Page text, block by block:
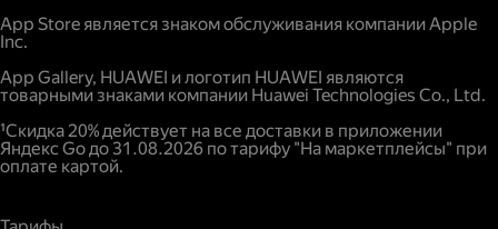
App Store является знаком обслуживания компании Apple
Inc.
App Gallery, HUAWEI и логотип HUAWEI являются
товарными знаками компании Huawei Technologies Co., Ltd.
¹Скидка 20% действует на все доставки в приложении
Яндекс Go до 31.08.2026 по тарифу "На маркетплейсы" при
оплате картой.